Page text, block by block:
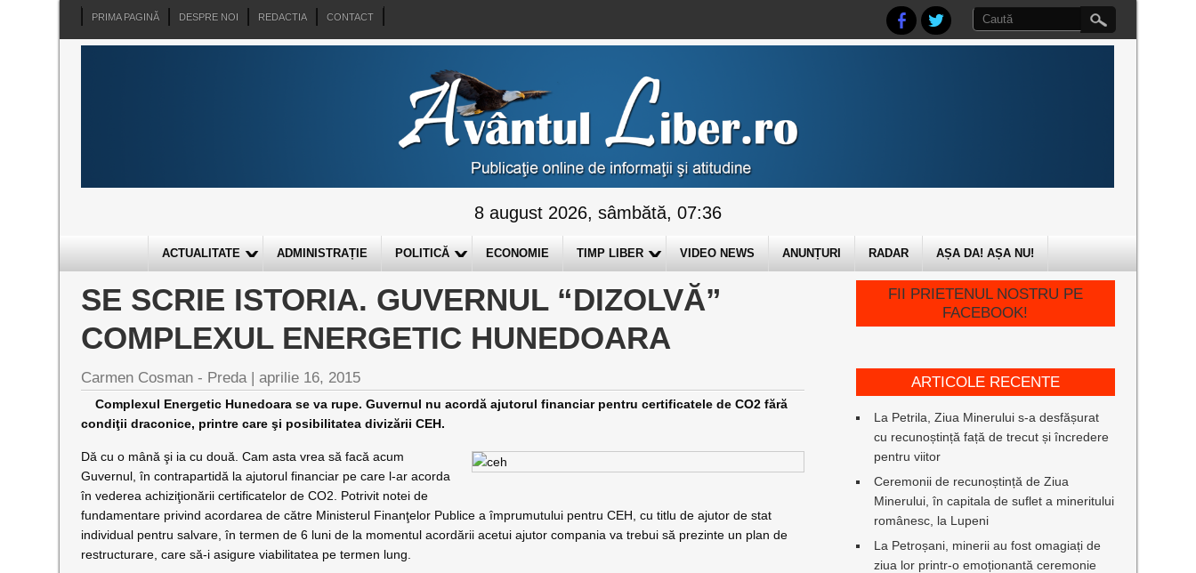
PRIMA PAGINĂ DESPRE NOI REDACTIA CONTACT
8 august 2026, sâmbătă, 07:36
ACTUALITATE ADMINISTRAȚIE POLITICĂ ECONOMIE TIMP LIBER VIDEO NEWS ANUNȚURI RADAR AȘA DA! AȘA NU!
SE SCRIE ISTORIA. GUVERNUL “DIZOLVĂ”
COMPLEXUL ENERGETIC HUNEDOARA
Carmen Cosman - Preda |aprilie 16, 2015
Complexul Energetic Hunedoara se va rupe. Guvernul nu acordă ajutorul financiar pentru certificatele de CO2 fără
condiţii draconice, printre care şi posibilitatea divizării CEH.
Dă cu o mână şi ia cu două. Cam asta vrea să facă acum
Guvernul, în contrapartidă la ajutorul financiar pe care l-ar acorda
în vederea achiziţionării certificatelor de CO2. Potrivit notei de
fundamentare privind acordarea de către Ministerul Finanţelor Publice a împrumutului pentru CEH, cu titlu de ajutor de stat
individual pentru salvare, în termen de 6 luni de la momentul acordării acetui ajutor compania va trebui să prezinte un plan de
restructurare, care să-i asigure viabilitatea pe termen lung.
FII PRIETENUL NOSTRU PE
FACEBOOK!
ARTICOLE RECENTE
La Petrila, Ziua Minerului s-a desfășurat
cu recunoștință față de trecut și încredere
pentru viitor
Ceremonii de recunoștință de Ziua
Minerului, în capitala de suflet a mineritului
românesc, la Lupeni
La Petroșani, minerii au fost omagiați de
ziua lor printr-o emoționantă ceremonie